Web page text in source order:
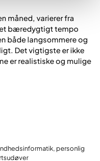
måned, varierer fra
et bæredygtigt tempo
både langsommere og
Det vigtigste er ikke
er realistiske og mulige
personlig